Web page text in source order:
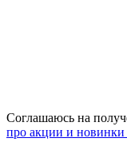
Соглашаюсь на
про акции и